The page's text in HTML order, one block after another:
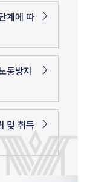
계에 따
동방지
및 취득